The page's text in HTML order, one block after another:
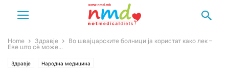
Home Здравје
Во швајцарските болници ја користат како лек –
Еве што сè може...
Здравје Народна медицина